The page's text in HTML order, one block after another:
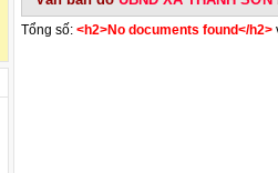
Tổng số: <h2>No documents found</h2>